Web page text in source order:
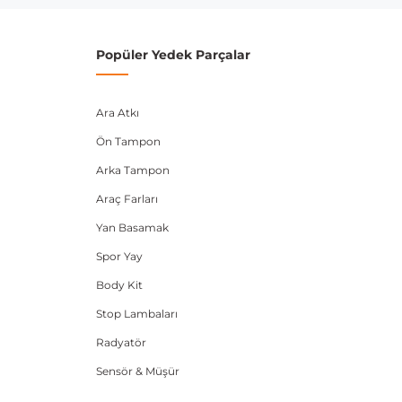
Popüler Yedek Parçalar
Ara Atkı
Ön Tampon
Arka Tampon
Araç Farları
Yan Basamak
Spor Yay
Body Kit
Stop Lambaları
Radyatör
Sensör & Müşür